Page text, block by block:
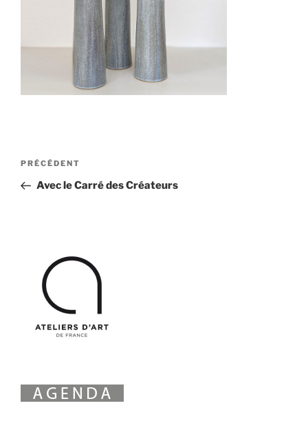
Navigation
l’article
Article
précédent
PRÉCÉDENT
Avec le Carré des Créateurs